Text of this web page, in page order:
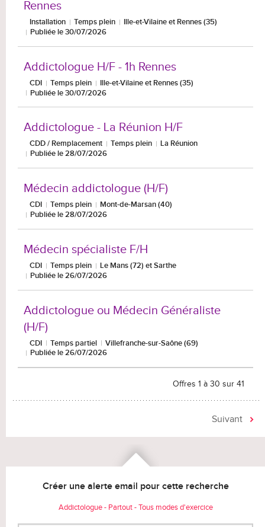
Rennes
Installation Temps plein
Ille-et-Vilaine et Rennes (35)
Publiée le 30/07/2026
Addictologue H/F - 1h Rennes
CDI Temps plein
Ille-et-Vilaine et Rennes (35)
Publiée le 30/07/2026
Addictologue - La Réunion H/F
CDD / Remplacement Temps plein
La Réunion
Publiée le 28/07/2026
Médecin addictologue (H/F)
CDI Temps plein
Mont-de-Marsan (40)
Publiée le 28/07/2026
Médecin spécialiste F/H
CDI Temps plein
Le Mans (72) et Sarthe
Publiée le 26/07/2026
Addictologue ou Médecin Généraliste
(H/F)
CDI Temps partiel
Villefranche-sur-Saône (69)
Publiée le 26/07/2026
Offres 1 à 30 sur 41
Suivant
Créer une alerte email pour cette recherche
Addictologue - Partout - Tous modes d'exercice